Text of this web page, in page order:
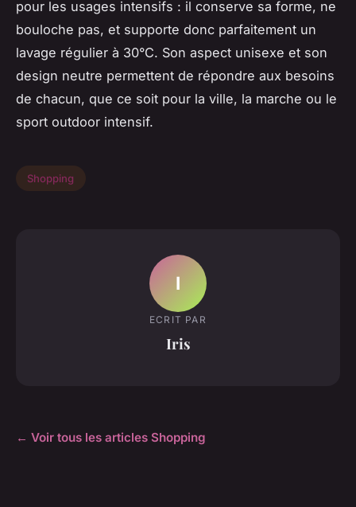
pour les usages intensifs : il conserve sa forme, ne
bouloche pas, et supporte donc parfaitement un
lavage régulier à 30°C. Son aspect unisexe et son
design neutre permettent de répondre aux besoins
de chacun, que ce soit pour la ville, la marche ou le
sport outdoor intensif.
Shopping
I
ECRIT PAR
Iris
← Voir tous les articles Shopping